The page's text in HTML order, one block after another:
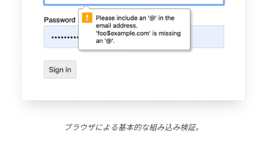
ブラウザによる基本的な組み込み検証。